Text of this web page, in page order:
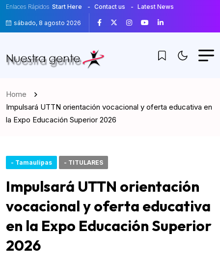
Enlaces Rápidos Start Here Contact us Latest News
sábado, 8 agosto 2026
Home
Impulsará UTTN orientación vocacional y oferta educativa en
la Expo Educación Superior 2026
- Tamaulipas - TITULARES
Impulsará UTTN orientación
vocacional y oferta educativa
en la Expo Educación Superior
2026